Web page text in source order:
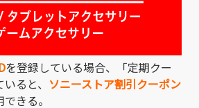
を登録している場合、「定期クー
ると、 ソニーストア割引クーポン
きる。